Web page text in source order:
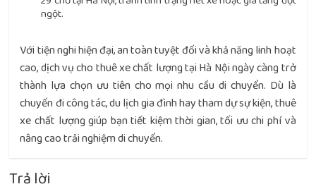
ngột.
Với tiện nghi hiện đại, an toàn tuyệt đối và khả năng linh hoạt
cao, dịch vụ cho thuê xe chất lượng tại Hà Nội ngày càng trở
thành lựa chọn ưu tiên cho mọi nhu cầu di chuyển. Dù là
chuyến đi công tác, du lịch gia đình hay tham dự sự kiện, thuê
xe chất lượng giúp bạn tiết kiệm thời gian, tối ưu chi phí và
nâng cao trải nghiệm di chuyển.
Trả lời